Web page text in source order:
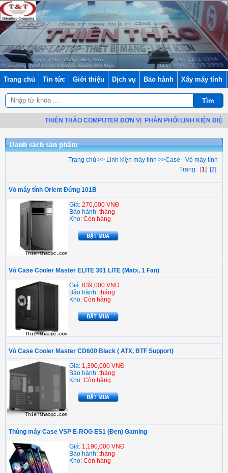
Trang chủ Tin tức Giới thiệu Dịch vụ Bảo hành Xây máy tính
THIÊN THẢO COMPUTER ĐƠN VỊ PHÂN PHỐI LINH KIỆN ĐIỆN
Danh sách sản phẩm
Trang chủ >> Linh kiện máy tính >>Case - Vỏ máy tính
Trang: [1] [2]
Vỏ máy tính Orient Đứng 101B
Giá: 270,000 VNĐ
Bảo hành: tháng
Kho: Còn hàng
Vỏ Case Cooler Master ELITE 301 LITE (Matx, 1 Fan)
Giá: 839,000 VNĐ
Bảo hành: tháng
Kho: Còn hàng
Vỏ Case Cooler Master CD600 Black ( ATX, BTF Support)
Giá: 1,390,000 VNĐ
Bảo hành: tháng
Kho: Còn hàng
Thùng máy Case VSP E-ROG ES1 (Đen) Gaming
Giá: 1,190,000 VNĐ
Bảo hành: tháng
Kho: Còn hàng